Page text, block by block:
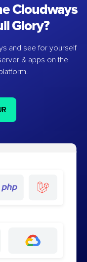
Cloudways
Glory?
and see for yourself
& apps on the